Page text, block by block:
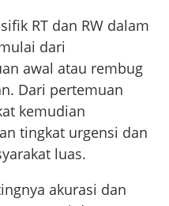
RT dan RW dalam
dari
awal atau rembug
Dari pertemuan
kemudian
tingkat urgensi dan
luas.
akurasi dan